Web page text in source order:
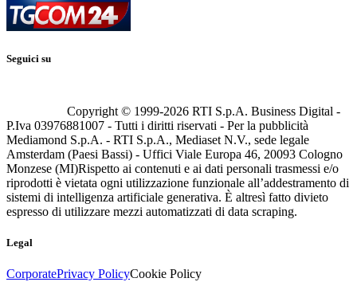
Seguici su
Copyright © 1999-2026 RTI S.p.A. Business Digital -
P.Iva 03976881007 - Tutti i diritti riservati - Per la pubblicità
Mediamond S.p.A. - RTI S.p.A., Mediaset N.V., sede legale
Amsterdam (Paesi Bassi) - Uffici Viale Europa 46, 20093 Cologno
Monzese (MI)Rispetto ai contenuti e ai dati personali trasmessi e/o
riprodotti è vietata ogni utilizzazione funzionale all’addestramento di
sistemi di intelligenza artificiale generativa. È altresì fatto divieto
espresso di utilizzare mezzi automatizzati di data scraping.
Legal
CorporatePrivacy PolicyCookie Policy